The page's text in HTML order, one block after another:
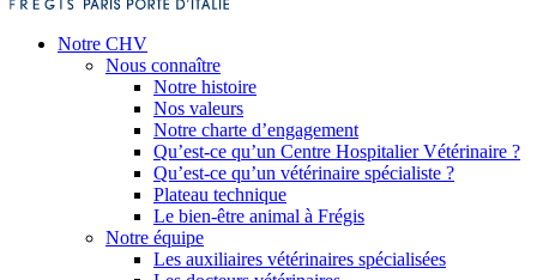
Notre CHV
Nous connaître
Notre histoire
Nos valeurs
Notre charte d’engagement
Qu’est-ce qu’un Centre Hospitalier Vétérinaire ?
Qu’est-ce qu’un vétérinaire spécialiste ?
Plateau technique
Le bien-être animal à Frégis
Notre équipe
Les auxiliaires vétérinaires spécialisées